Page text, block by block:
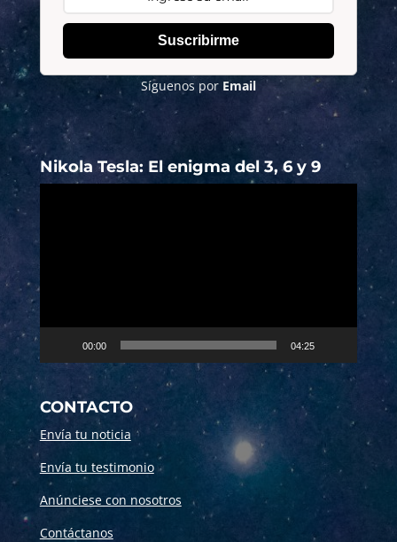
Suscribirme
Síguenos por Email
Nikola Tesla: El enigma del 3, 6 y 9
00:00 04:25
CONTACTO
Envía tu noticia
Envía tu testimonio
Anúnciese con nosotros
Contáctanos